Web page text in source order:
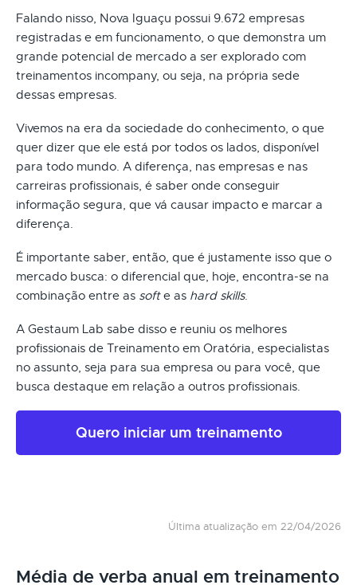
Falando nisso, Nova Iguaçu possui 9.672 empresas
registradas e em funcionamento, o que demonstra um
grande potencial de mercado a ser explorado com
treinamentos incompany, ou seja, na própria sede
dessas empresas.
Vivemos na era da sociedade do conhecimento, o que
quer dizer que ele está por todos os lados, disponível
para todo mundo. A diferença, nas empresas e nas
carreiras profissionais, é saber onde conseguir
informação segura, que vá causar impacto e marcar a
diferença.
É importante saber, então, que é justamente isso que o
mercado busca: o diferencial que, hoje, encontra-se na
combinação entre as softe as hard skills.
A Gestaum Lab sabe disso e reuniu os melhores
profissionais de Treinamento em Oratória, especialistas
no assunto, seja para sua empresa ou para você, que
busca destaque em relação a outros profissionais.
Quero iniciar um treinamento
Última atualização em 22/04/2026
Média de verba anual em treinamento